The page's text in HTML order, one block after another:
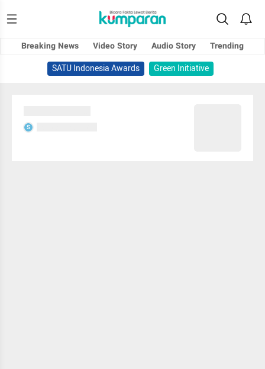
Breaking News Video Story Audio Story
Trending
SATU Indonesia Awards
Green Initiative
S